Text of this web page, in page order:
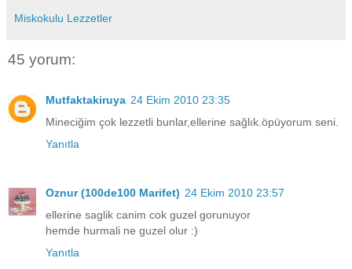
Miskokulu Lezzetler
45 yorum:
Mutfaktakiruya 24 Ekim 2010 23:35
Mineciğim çok lezzetli bunlar,ellerine sağlık.öpüyorum seni.
Yanıtla
Oznur (100de100 Marifet) 24 Ekim 2010 23:57
ellerine saglik canim cok guzel gorunuyor
hemde hurmali ne guzel olur :)
Yanıtla